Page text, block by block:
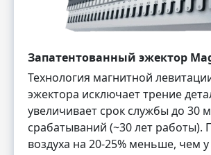
Запатентованный эжектор
Технология магнитной
эжектора исключает трение
увеличивает срок службы до 30
срабатываний (~30 лет работы).
воздуха на 20-25% меньше, чем